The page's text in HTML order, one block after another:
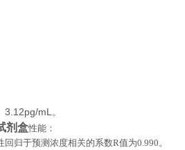
3.12pg/mL。
剂盒性能：
回归于预测浓度相关的系数R值为0.990。